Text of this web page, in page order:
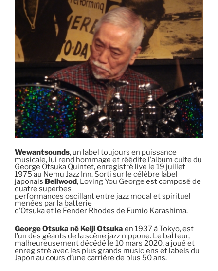
Wewantsounds, un label toujours en puissance
musicale, lui rend hommage et réédite l’album culte du
George Otsuka Quintet, enregistré live le 19 juillet
1975 au Nemu Jazz Inn. Sorti sur le célèbre label
japonais Bellwood, Loving You George est composé de
quatre superbes
performances oscillant entre jazz modal et spirituel
menées par la batterie
d’Otsuka et le Fender Rhodes de Fumio Karashima.
George Otsuka né Keiji Otsuka en 1937 à Tokyo, est
l’un des géants de la scène jazz nippone. Le batteur,
malheureusement décédé le 10 mars 2020, a joué et
enregistré avec les plus grands musiciens et labels du
Japon au cours d’une carrière de plus 50 ans.